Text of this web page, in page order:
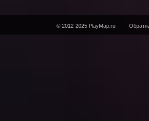
© 2012-2025 PlayMap.ru